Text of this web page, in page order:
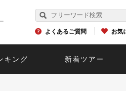
よくあるご質問 お気
キング 新着ツアー